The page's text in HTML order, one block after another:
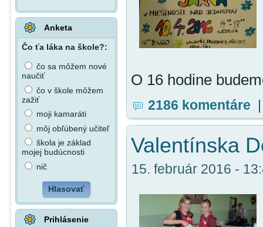
Anketa
Čo ťa láka na škole?:
čo sa môžem nové
naučiť
čo v škole môžem
zažiť
moji kamaráti
môj obľúbený učiteľ
škola je základ
mojej budúcnosti
nič
Hlasovať
Prihlásenie
O 16 hodine
2186 komentáre
Valentínska
15. február 2016 -